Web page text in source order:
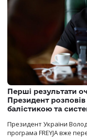
Перші результати
Президент
балістикою та
Президент України
програма FREYJA вже